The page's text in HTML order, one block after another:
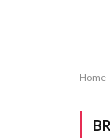
Home